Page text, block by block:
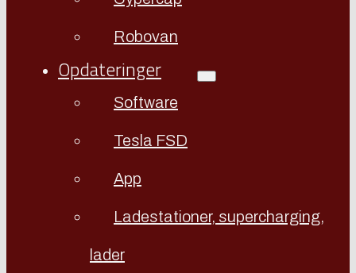
Robovan
Opdateringer
Software
Tesla FSD
App
Ladestationer, supercharging,
lader